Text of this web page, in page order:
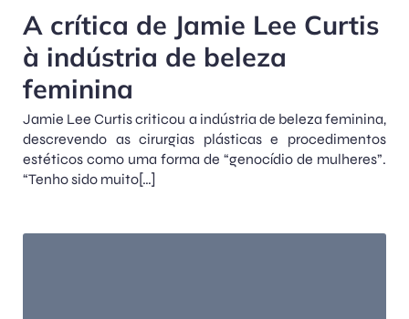
A crítica de Jamie Lee Curtis
à indústria de beleza
feminina
Jamie Lee Curtis criticou a indústria de beleza feminina,
descrevendo as cirurgias plásticas e procedimentos
estéticos como uma forma de “genocídio de mulheres”.
“Tenho sido muito[…]